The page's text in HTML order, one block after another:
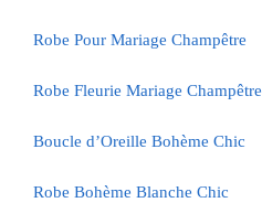
Robe Pour Mariage Champêtre
Robe Fleurie Mariage Champêtre
Boucle d’Oreille Bohème Chic
Robe Bohème Blanche Chic